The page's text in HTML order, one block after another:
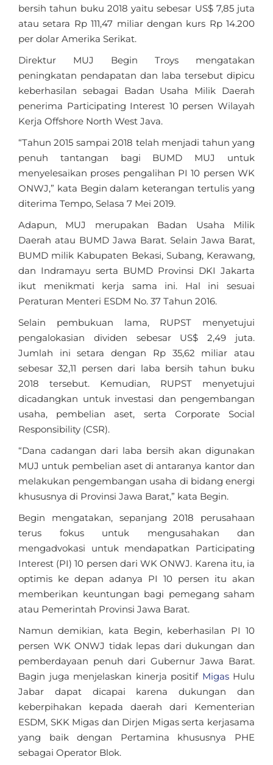
bersih tahun buku 2018 yaitu sebesar US$ 7,85 juta
atau setara Rp 111,47 miliar dengan kurs Rp 14.200
per dolar Amerika Serikat.
Direktur MUJ Begin Troys mengatakan
peningkatan pendapatan dan laba tersebut dipicu
keberhasilan sebagai Badan Usaha Milik Daerah
penerima Participating Interest 10 persen Wilayah
Kerja Offshore North West Java.
“Tahun 2015 sampai 2018 telah menjadi tahun yang
penuh tantangan bagi BUMD MUJ untuk
menyelesaikan proses pengalihan PI 10 persen WK
ONWJ,” kata Begin dalam keterangan tertulis yang
diterima Tempo, Selasa 7 Mei 2019.
Adapun, MUJ merupakan Badan Usaha Milik
Daerah atau BUMD Jawa Barat. Selain Jawa Barat,
BUMD milik Kabupaten Bekasi, Subang, Kerawang,
dan Indramayu serta BUMD Provinsi DKI Jakarta
ikut menikmati kerja sama ini. Hal ini sesuai
Peraturan Menteri ESDM No. 37 Tahun 2016.
Selain pembukuan lama, RUPST menyetujui
pengalokasian dividen sebesar US$ 2,49 juta.
Jumlah ini setara dengan Rp 35,62 miliar atau
sebesar 32,11 persen dari laba bersih tahun buku
2018 tersebut. Kemudian, RUPST menyetujui
dicadangkan untuk investasi dan pengembangan
usaha, pembelian aset, serta Corporate Social
Responsibility (CSR).
“Dana cadangan dari laba bersih akan digunakan
MUJ untuk pembelian aset di antaranya kantor dan
melakukan pengembangan usaha di bidang energi
khususnya di Provinsi Jawa Barat,” kata Begin.
Begin mengatakan, sepanjang 2018 perusahaan
terus fokus untuk mengusahakan dan
mengadvokasi untuk mendapatkan Participating
Interest (PI) 10 persen dari WK ONWJ. Karena itu, ia
optimis ke depan adanya PI 10 persen itu akan
memberikan keuntungan bagi pemegang saham
atau Pemerintah Provinsi Jawa Barat.
Namun demikian, kata Begin, keberhasilan PI 10
persen WK ONWJ tidak lepas dari dukungan dan
pemberdayaan penuh dari Gubernur Jawa Barat.
Bagin juga menjelaskan kinerja positif MigasHulu
Jabar dapat dicapai karena dukungan dan
keberpihakan kepada daerah dari Kementerian
ESDM, SKK Migas dan Dirjen Migas serta kerjasama
yang baik dengan Pertamina khususnya PHE
sebagai Operator Blok.